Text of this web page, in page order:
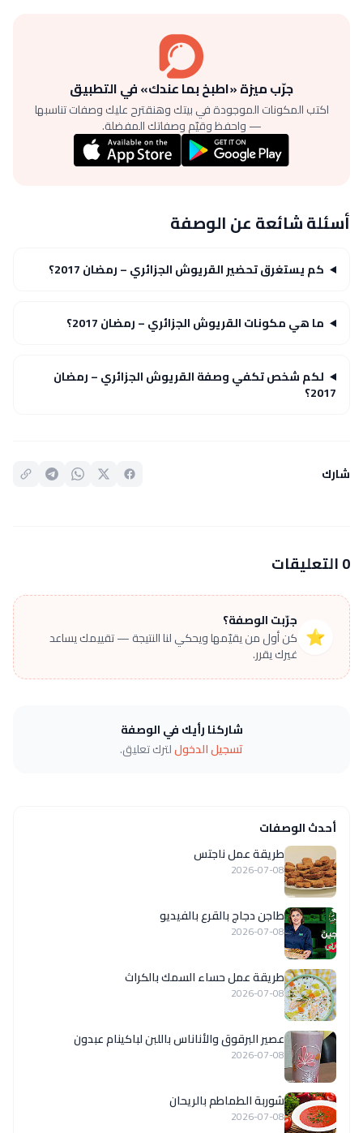
جرّب ميزة «اطبخ بما عندك» في التطبيق
اكتب المكونات الموجودة في بيتك وهنقترح عليك وصفات تناسبها
— واحفظ وقيّم وصفاتك المفضلة.
أسئلة شائعة عن الوصفة
كم يستغرق تحضير القريوش الجزائري – رمضان 2017؟
ما هي مكونات القريوش الجزائري – رمضان 2017؟
لكم شخص تكفي وصفة القريوش الجزائري – رمضان
2017؟
شارك
0 التعليقات
⭐
جرّبت الوصفة؟
كن أول من يقيّمها ويحكي لنا النتيجة — تقييمك يساعد
غيرك يقرر.
شاركنا رأيك في الوصفة
تسجيل الدخوللترك تعليق.
أحدث الوصفات
طريقة عمل ناجتس
2026-07-08
طاجن دجاج بالقرع بالفيديو
2026-07-08
طريقة عمل حساء السمك بالكراث
2026-07-08
عصير البرقوق والأناناس باللبن لباكينام عبدون
2026-07-08
شوربة الطماطم بالريحان
2026-07-08